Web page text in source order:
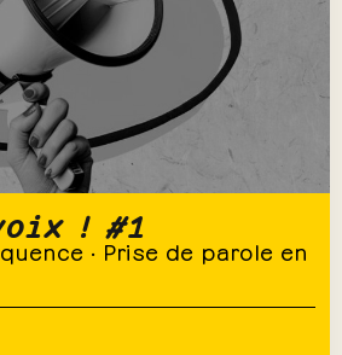
! #1
· Prise de parole en